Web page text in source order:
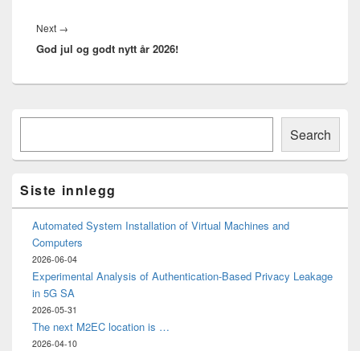
Next →
post:
God jul og godt nytt år 2026!
Primary
Area
Search
Siste innlegg
Automated System Installation of Virtual Machines and
Computers
2026-06-04
Experimental Analysis of Authentication-Based Privacy Leakage
in 5G SA
2026-05-31
The next M2EC location is …
2026-04-10